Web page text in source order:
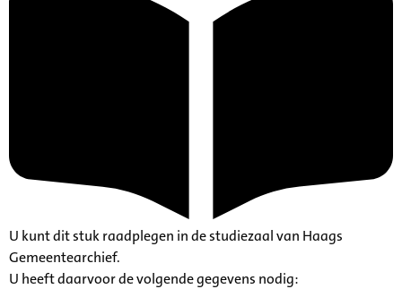
U kunt dit stuk raadplegen in de studiezaal van Haags
Gemeentearchief.
U heeft daarvoor de volgende gegevens nodig: